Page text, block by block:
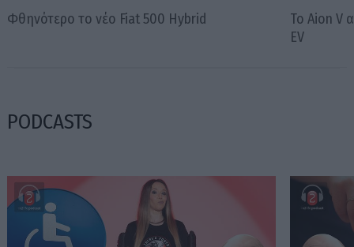
Φθηνότερο το νέο Fiat 500 Hybrid
Το Aion V
EV
PODCASTS